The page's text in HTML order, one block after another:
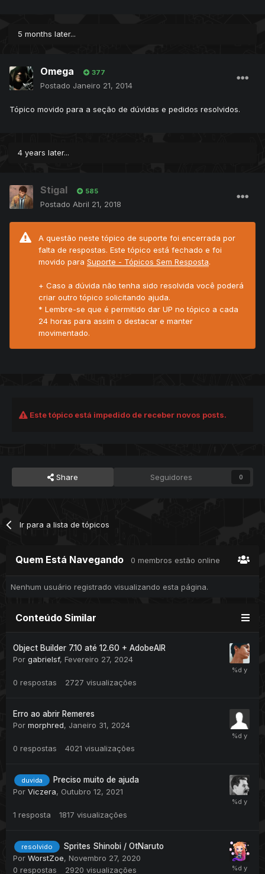
5 months later...
Omega 377
Postado Janeiro 21, 2014
Tópico movido para a seção de dúvidas e pedidos resolvidos.
4 years later...
Stigal 585
Postado Abril 21, 2018
A questão neste tópico de suporte foi encerrada por
falta de respostas. Este tópico está fechado e foi
movido para Suporte - Tópicos Sem Resposta.
+ Caso a dúvida não tenha sido resolvida você poderá
criar outro tópico solicitando ajuda.
* Lembre-se que é permitido dar UP no tópico a cada
24 horas para assim o destacar e manter
movimentado.
Este tópico está impedido de receber novos posts.
Share Seguidores 0
Ir para a lista de tópicos
Quem Está Navegando 0 membros estão online
Nenhum usuário registrado visualizando esta página.
Conteúdo Similar
Object Builder 7.10 até 12.60 + AdobeAIR
Por gabrielsf, Fevereiro 27, 2024
0 respostas 2727 visualizações
Erro ao abrir Remeres
Por morphred, Janeiro 31, 2024
0 respostas 4021 visualizações
duvida
Preciso muito de ajuda
Por Viczera, Outubro 12, 2021
1 resposta 1817 visualizações
resolvido
Sprites Shinobi / OtNaruto
Por WorstZoe, Novembro 27, 2020
0 respostas 2920 visualizações